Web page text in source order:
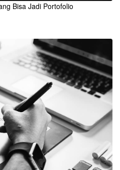
Bisa Jadi Portofolio